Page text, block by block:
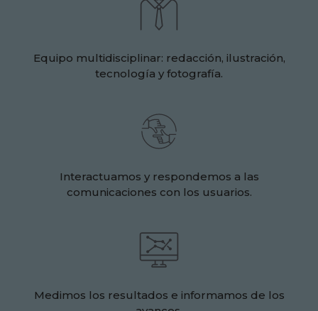
Equipo multidisciplinar: redacción, ilustración,
tecnología y fotografía.
Interactuamos y respondemos a las
comunicaciones con los usuarios.
Medimos los resultados e informamos de los